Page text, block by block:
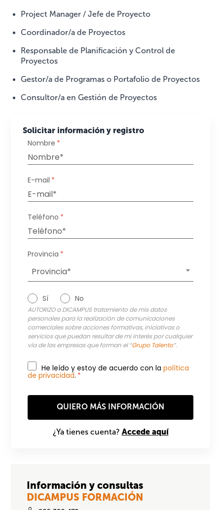
Project Manager / Jefe de Proyecto
Coordinador/a de Proyectos
Responsable de Planificación y Control de
Proyectos
Gestor/a de Programas o Portafolio de Proyectos
Consultor/a en Gestión de Proyectos
Solicitar información y registro
Nombre *
E-mail *
Teléfono *
Provincia *
Provincia*
Sí No
AUTORIZO a DICAMPUS tratamiento de mis datos
personales para la realización de comunicaciones
comerciales sobre acciones formativas, iniciativas o
servicios que puedan resultar de mi interés por cualquier
vía de las empresas que forman el “Grupo Talento”.
He leído y estoy de acuerdo con lapolítica
de privacidad. *
¿Ya tienes cuenta? Accede aquí
Información y consultas
DICAMPUS FORMACIÓN